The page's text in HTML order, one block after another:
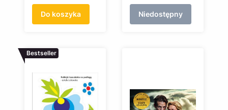
Do koszyka Niedostępny
Bestseller